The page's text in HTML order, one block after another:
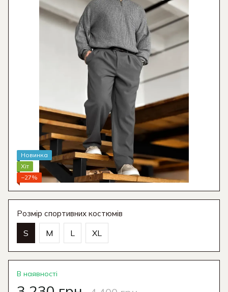
Новинка
Хіт
−27%
Розмір спортивних костюмів
S M L XL
В наявності